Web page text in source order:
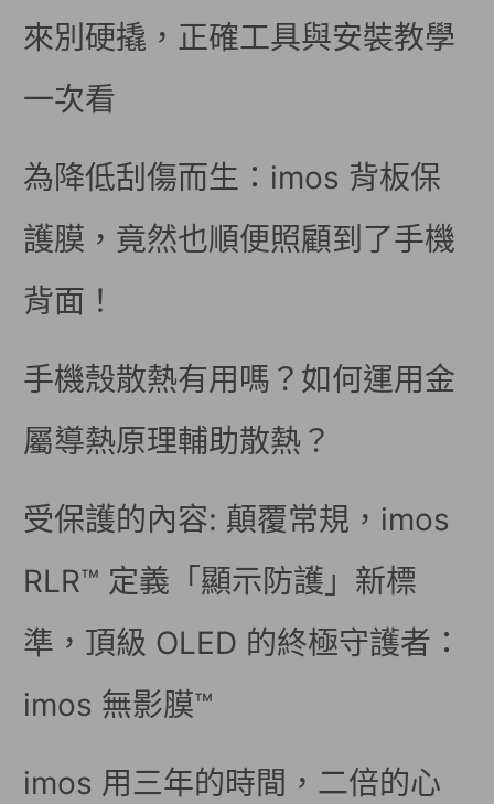
來別硬撬，正確工具與安裝教學
一次看
為降低刮傷而生：imos 背板保
護膜，竟然也順便照顧到了手機
背面！
手機殼散熱有用嗎？如何運用金
屬導熱原理輔助散熱？
受保護的內容: 顛覆常規，imos
RLR™ 定義「顯示防護」新標
準，頂級 OLED 的終極守護者：
imos 無影膜™
imos 用三年的時間，二倍的心